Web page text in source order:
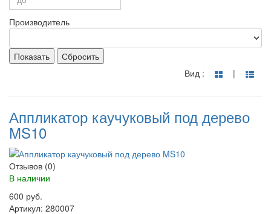
Производитель
Показать
Сбросить
Вид :
|
Аппликатор каучуковый под дерево
MS10
Отзывов (0)
В наличии
600 руб.
Артикул: 280007